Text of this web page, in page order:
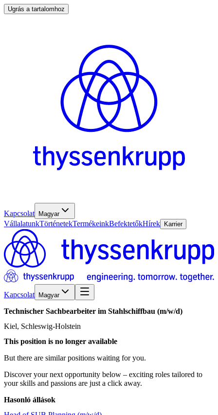
Ugrás a tartalomhoz
Kapcsolat Magyar
VállalatunkTörténetekTermékeinkBefektetőkHírek Karrier
Kapcsolat Magyar
Technischer Sachbearbeiter im Stahlschiffbau (m/w/d)
Kiel, Schleswig-Holstein
This position is no longer available
But there are similar positions waiting for you.
Discover your next opportunity below – exciting roles tailored to
your skills and passions are just a click away.
Hasonló állások